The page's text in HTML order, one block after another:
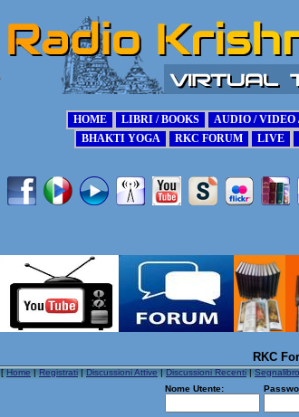
RKC
[Home|Registrati|Discussioni Attive|Discussioni Recenti|Segnalibro
Nome Utente: